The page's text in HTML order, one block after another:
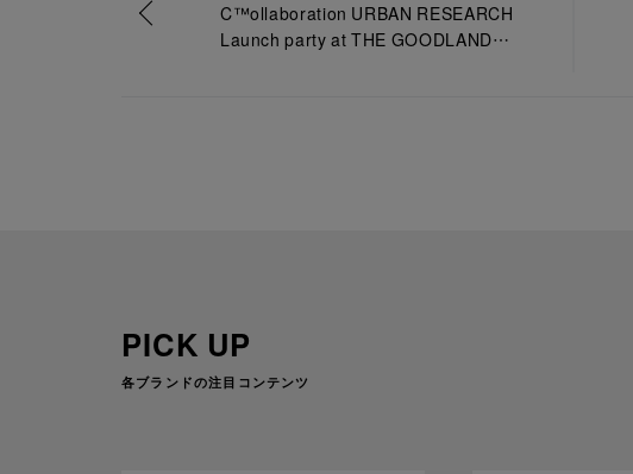
C™ollaboration URBAN RESEARCH
Launch party at THE GOODLAND
PICK UP
各ブランドの注目コンテンツ